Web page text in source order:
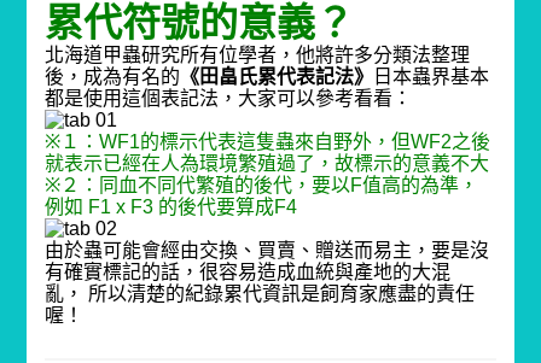
累代符號的意義？
北海道甲蟲研究所有位學者，他將許多分類法整理
後，成為有名的 《田畠氏累代表記法》
日本蟲界基本
都是使用這個表記法，大家可以參考看看：
※ １：WF1的標示代表這隻蟲來自野外，但WF2之後
就表示已經在人為環境繁殖過了，故標示的意義不大
※ ２：同血不同代繁殖的後代，要以F值高的為準，
例如 F1 x F3 的後代要算成F4
由於蟲可能會經由交換、買賣、贈送而易主，要是沒
有確實標記的話，很容易造成血統與產地的大混
亂， 所以清楚的紀錄累代資訊是飼育家應盡的責任
喔！